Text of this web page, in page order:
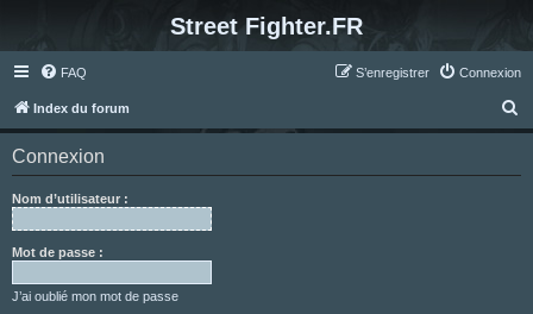
Street Fighter.FR
FAQ Connexion
S’enregistrer
Index du forum
e
Connexion
Nom d’utilisateur :
Mot de passe :
J’ai oublié mon mot de passe